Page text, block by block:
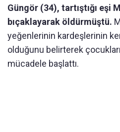
Güngör (34), tartıştığı eşi
bıçaklayarak öldürmüştü.
yeğenlerinin kardeşlerinin
olduğunu belirterek
mücadele başlattı.